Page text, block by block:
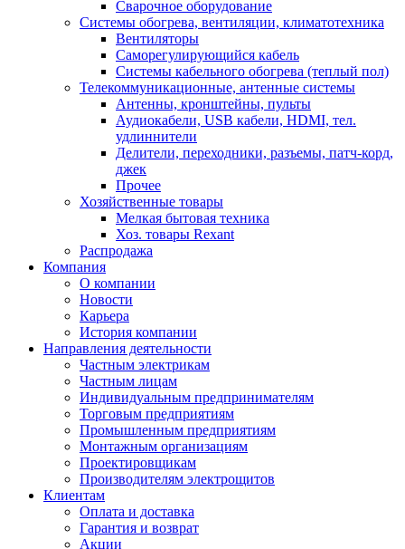
Сварочное оборудование
Системы обогрева, вентиляции, климатотехника
Вентиляторы
Саморегулирующийся кабель
Системы кабельного обогрева (теплый пол)
Телекоммуникационные, антенные системы
Антенны, кронштейны, пульты
Аудиокабели, USB кабели, HDMI, тел.
удлиннители
Делители, переходники, разъемы, патч-корд,
джек
Прочее
Хозяйственные товары
Мелкая бытовая техника
Хоз. товары Rexant
Распродажа
Компания
О компании
Новости
Карьера
История компании
Направления деятельности
Частным электрикам
Частным лицам
Индивидуальным предпринимателям
Торговым предприятиям
Промышленным предприятиям
Монтажным организациям
Проектировщикам
Производителям электрощитов
Клиентам
Оплата и доставка
Гарантия и возврат
Акции